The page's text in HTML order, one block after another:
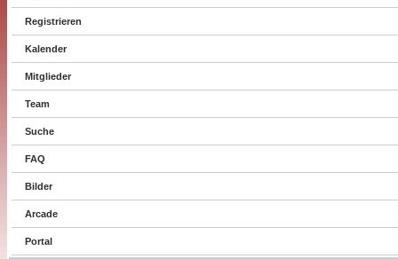
Registrieren
Kalender
Mitglieder
Team
Suche
FAQ
Bilder
Arcade
Portal